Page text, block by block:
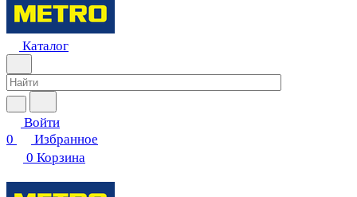
Каталог
Войти
0
Избранное
0 Корзина